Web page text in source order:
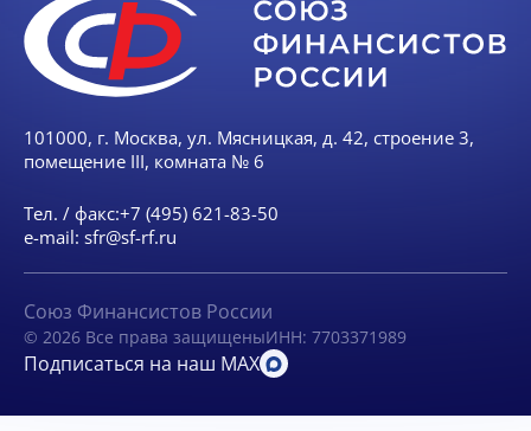
101000, г. Москва, ул. Мясницкая, д. 42, строение 3,
помещение III, комната № 6
Тел. / факс:+7 (495) 621-83-50
e-mail: sfr@sf-rf.ru
Союз Финансистов России
© 2026 Все права защищеныИНН: 7703371989
Подписаться на наш MAX